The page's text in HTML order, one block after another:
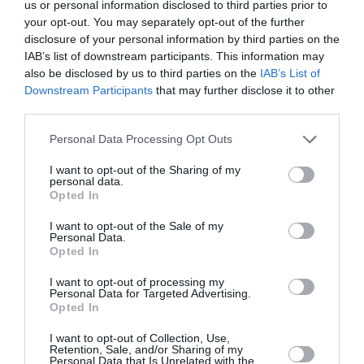
us or personal information disclosed to third parties prior to
your opt-out. You may separately opt-out of the further
disclosure of your personal information by third parties on the
IAB’s list of downstream participants. This information may
also be disclosed by us to third parties on the IAB’s List of
Downstream Participants that may further disclose it to other
Personal Data Processing Opt Outs
I want to opt-out of the Sharing of my
personal data.
Opted In
I want to opt-out of the Sale of my
Personal Data.
Opted In
I want to opt-out of processing my
Personal Data for Targeted Advertising.
Opted In
I want to opt-out of Collection, Use,
Retention, Sale, and/or Sharing of my
Personal Data that Is Unrelated with the
σκηνοθεσία
Σάββα
Στρούμπου στο
Φεστιβάλ
Γλυφάδας 2026
Αισχύλου, σε
σκηνοθεσία
Χρήστου
Θεοδωρίδη
ΘΕΜΑΤΑ / ΝΕΑ
Δωρεάν
εκδηλώσεις στην
Αθήνα την
ΘΕΑΤΡΟ - ΧΟΡΟΣ / ΝΕΑ
Ευριπίδη σε
σκηνοθεσία